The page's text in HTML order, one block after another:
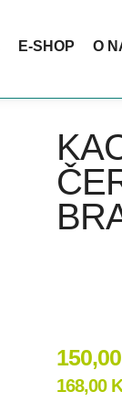
na
E-SHOP O
150,00
168,00